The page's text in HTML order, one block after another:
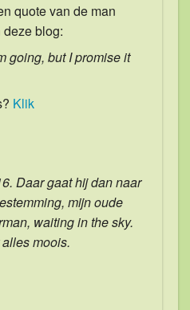
quote van de man
blog:
going, but I promise it
Klik
Daar gaat hij dan naar
mijn oude
waiting in the sky.
moois.